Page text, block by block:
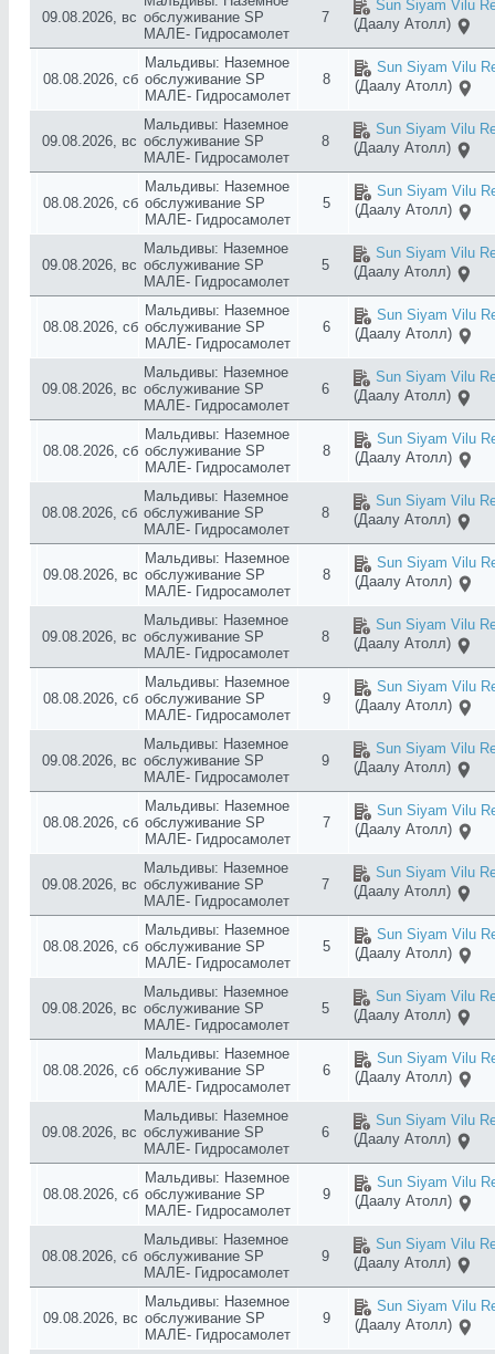
09.08.2026, вс обслуживание SP
МАЛЕ- Гидросамолет
7
Sun Siyam Vilu
(Даалу Атолл)
08.08.2026, сб
Мальдивы: Наземное
обслуживание SP
МАЛЕ- Гидросамолет
8
Sun Siyam Vilu
(Даалу Атолл)
09.08.2026, вс
Мальдивы: Наземное
обслуживание SP
МАЛЕ- Гидросамолет
8
Sun Siyam Vilu
(Даалу Атолл)
08.08.2026, сб
Мальдивы: Наземное
обслуживание SP
МАЛЕ- Гидросамолет
5
Sun Siyam Vilu
(Даалу Атолл)
09.08.2026, вс
Мальдивы: Наземное
обслуживание SP
МАЛЕ- Гидросамолет
5
Sun Siyam Vilu
(Даалу Атолл)
08.08.2026, сб
Мальдивы: Наземное
обслуживание SP
МАЛЕ- Гидросамолет
6
Sun Siyam Vilu
(Даалу Атолл)
09.08.2026, вс
Мальдивы: Наземное
обслуживание SP
МАЛЕ- Гидросамолет
6
Sun Siyam Vilu
(Даалу Атолл)
08.08.2026, сб
Мальдивы: Наземное
обслуживание SP
МАЛЕ- Гидросамолет
8
Sun Siyam Vilu
(Даалу Атолл)
08.08.2026, сб
Мальдивы: Наземное
обслуживание SP
МАЛЕ- Гидросамолет
8
Sun Siyam Vilu
(Даалу Атолл)
09.08.2026, вс
Мальдивы: Наземное
обслуживание SP
МАЛЕ- Гидросамолет
8
Sun Siyam Vilu
(Даалу Атолл)
09.08.2026, вс
Мальдивы: Наземное
обслуживание SP
МАЛЕ- Гидросамолет
8
Sun Siyam Vilu
(Даалу Атолл)
08.08.2026, сб
Мальдивы: Наземное
обслуживание SP
МАЛЕ- Гидросамолет
9
Sun Siyam Vilu
(Даалу Атолл)
09.08.2026, вс
Мальдивы: Наземное
обслуживание SP
МАЛЕ- Гидросамолет
9
Sun Siyam Vilu
(Даалу Атолл)
08.08.2026, сб
Мальдивы: Наземное
обслуживание SP
МАЛЕ- Гидросамолет
7
Sun Siyam Vilu
(Даалу Атолл)
09.08.2026, вс
Мальдивы: Наземное
обслуживание SP
МАЛЕ- Гидросамолет
7
Sun Siyam Vilu
(Даалу Атолл)
08.08.2026, сб
Мальдивы: Наземное
обслуживание SP
МАЛЕ- Гидросамолет
5
Sun Siyam Vilu
(Даалу Атолл)
09.08.2026, вс
Мальдивы: Наземное
обслуживание SP
МАЛЕ- Гидросамолет
5
Sun Siyam Vilu
(Даалу Атолл)
08.08.2026, сб
Мальдивы: Наземное
обслуживание SP
МАЛЕ- Гидросамолет
6
Sun Siyam Vilu
(Даалу Атолл)
09.08.2026, вс
Мальдивы: Наземное
обслуживание SP
МАЛЕ- Гидросамолет
6
Sun Siyam Vilu
(Даалу Атолл)
08.08.2026, сб
Мальдивы: Наземное
обслуживание SP
МАЛЕ- Гидросамолет
9
Sun Siyam Vilu
(Даалу Атолл)
08.08.2026, сб
Мальдивы: Наземное
обслуживание SP
МАЛЕ- Гидросамолет
9
Sun Siyam Vilu
(Даалу Атолл)
09.08.2026, вс
Мальдивы: Наземное
обслуживание SP
МАЛЕ- Гидросамолет
9
Sun Siyam Vilu
(Даалу Атолл)